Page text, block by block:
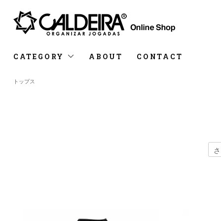
CATEGORY ABOUT CONTACT
トップス